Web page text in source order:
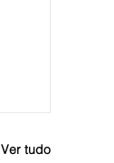
Ver tudo